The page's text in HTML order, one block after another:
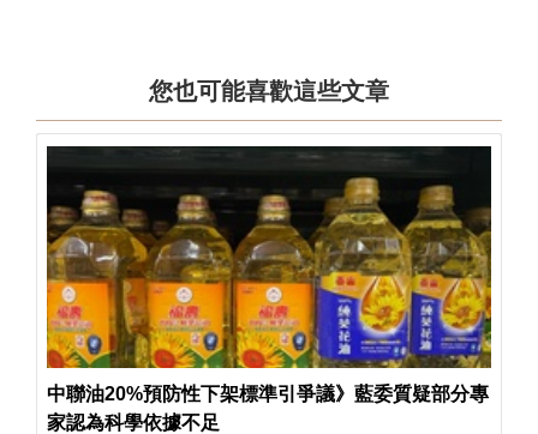
您也可能喜歡這些文章
中聯油20%預防性下架標準引爭議》藍委質疑部分專
家認為科學依據不足